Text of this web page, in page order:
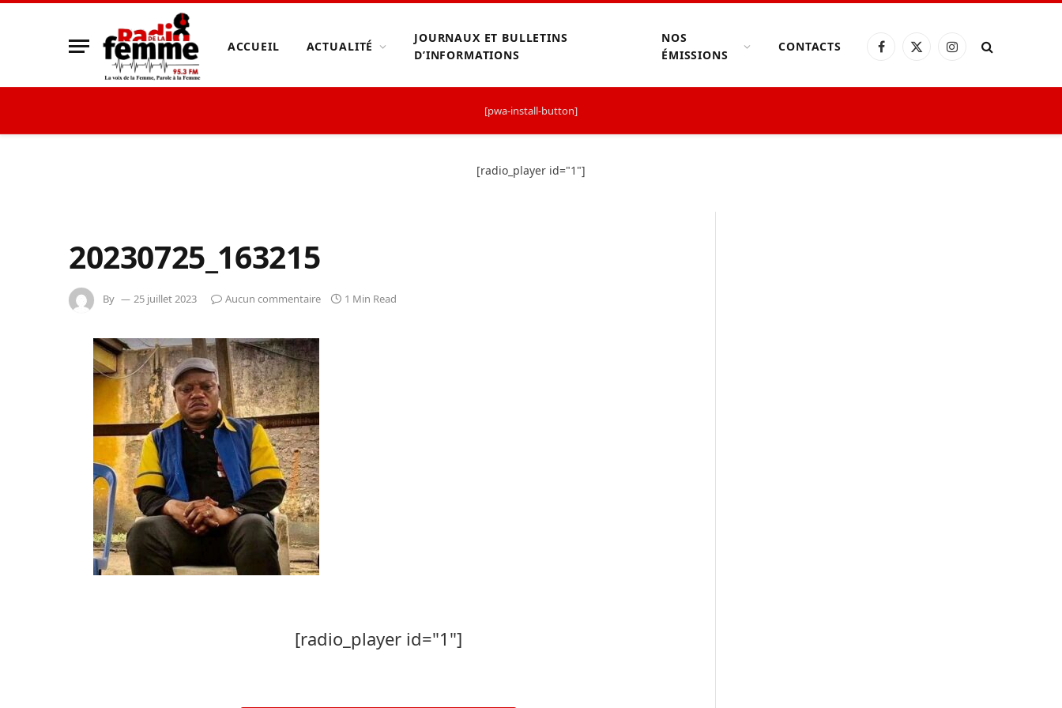
ACCUEIL ACTUALITÉ
JOURNAUX ET BULLETINS
D’INFORMATIONS
NOS
ÉMISSIONS
CONTACTS Facebook
X
Instagram
[pwa-install-button]
[radio_player id="1"]
20230725_163215
By 25 juillet 2023 Aucun commentaire 1 Min Read
[radio_player id="1"]